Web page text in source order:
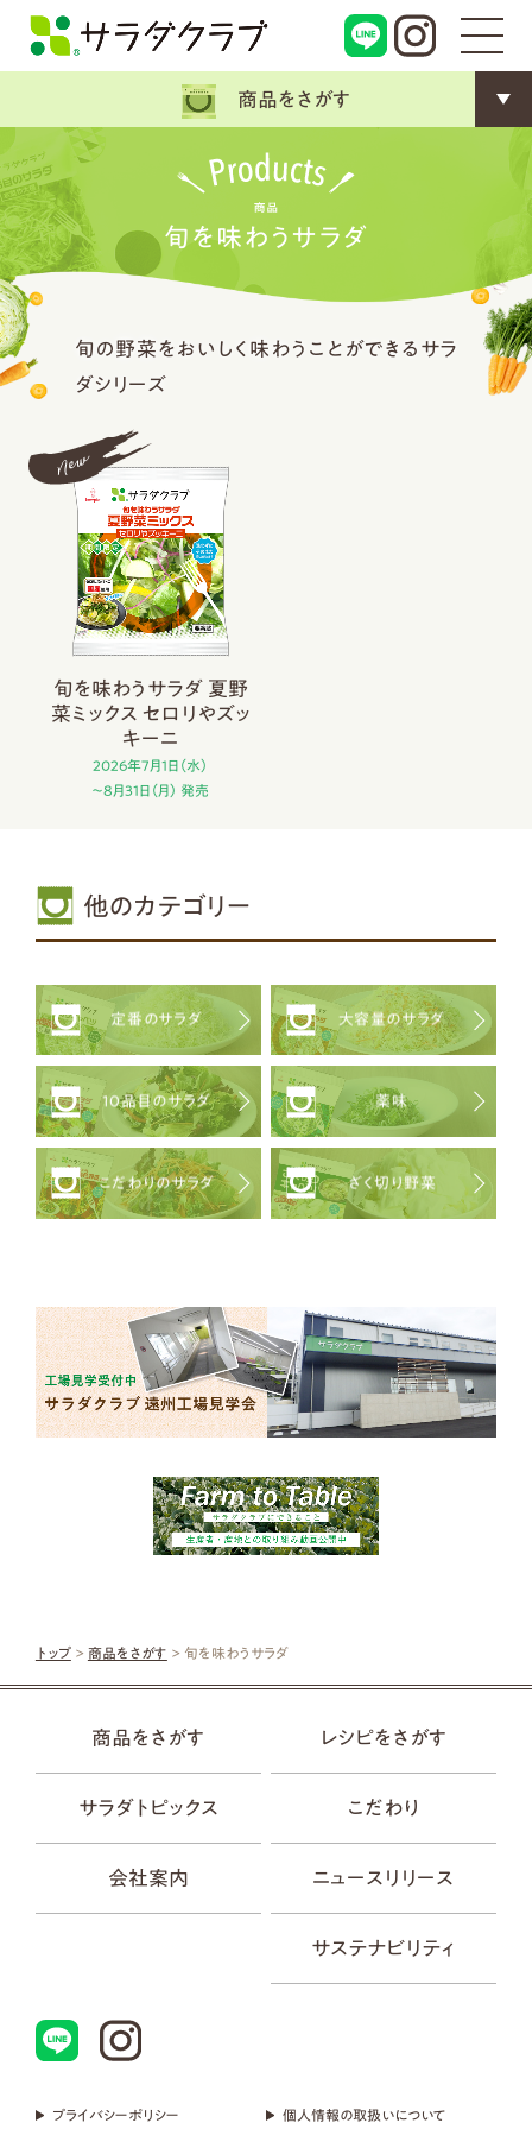
商品をさがす
旬を味わうサラダ
旬の野菜をおいしく味わうことができるサラ
ダシリーズ
旬を味わうサラダ 夏野
菜ミックス セロリやズッ
キーニ
2026年7月1日（水）
～8月31日（月） 発売
他のカテゴリー
定番のサラダ 大容量のサラダ
10品目のサラダ 薬味
こだわりのサラダ ざく切り野菜
トップ> 商品をさがす > 旬を味わうサラダ
商品をさがす レシピをさがす
サラダトピックス こだわり
会社案内 ニュースリリース
サステナビリティ
プライバシーポリシー 個人情報の取扱いについて